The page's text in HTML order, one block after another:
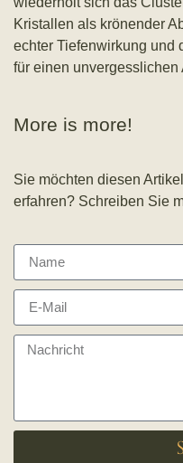
Kristallen als krönender
echter Tiefenwirkung und
für einen unvergesslichen
More is more!
Sie möchten diesen
erfahren? Schreiben Sie